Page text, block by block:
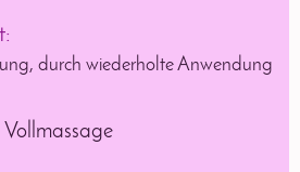
durch wiederholte Anwendung